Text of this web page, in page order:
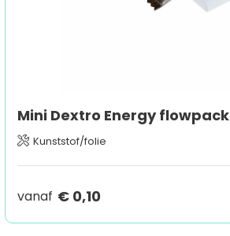
Mini Dextro Energy flowpack
Kunststof/folie
vanaf € 0,10